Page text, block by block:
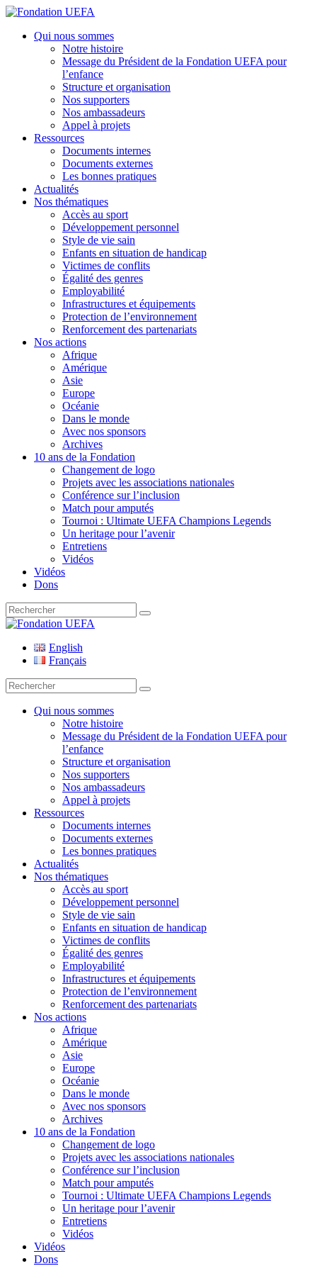
Aller
contenu
Fondation UEFA
Qui nous sommes
Notre histoire
Message du Président de la Fondation UEFA pour
l’enfance
Structure et organisation
Nos supporters
Nos ambassadeurs
Appel à projets
Ressources
Documents internes
Documents externes
Les bonnes pratiques
Actualités
Nos thématiques
Accès au sport
Développement personnel
Style de vie sain
Enfants en situation de handicap
Victimes de conflits
Égalité des genres
Employabilité
Infrastructures et équipements
Protection de l’environnement
Renforcement des partenariats
Nos actions
Afrique
Amérique
Asie
Europe
Océanie
Dans le monde
Avec nos sponsors
Archives
10 ans de la Fondation
Changement de logo
Projets avec les associations nationales
Conférence sur l’inclusion
Match pour amputés
Tournoi : Ultimate UEFA Champions Legends
Un heritage pour l’avenir
Entretiens
Vidéos
Vidéos
Dons
Recherche
pour
Fondation UEFA
English
Français
Recherche
pour
Qui nous sommes
Notre histoire
Message du Président de la Fondation UEFA pour
l’enfance
Structure et organisation
Nos supporters
Nos ambassadeurs
Appel à projets
Ressources
Documents internes
Documents externes
Les bonnes pratiques
Actualités
Nos thématiques
Accès au sport
Développement personnel
Style de vie sain
Enfants en situation de handicap
Victimes de conflits
Égalité des genres
Employabilité
Infrastructures et équipements
Protection de l’environnement
Renforcement des partenariats
Nos actions
Afrique
Amérique
Asie
Europe
Océanie
Dans le monde
Avec nos sponsors
Archives
10 ans de la Fondation
Changement de logo
Projets avec les associations nationales
Conférence sur l’inclusion
Match pour amputés
Tournoi : Ultimate UEFA Champions Legends
Un heritage pour l’avenir
Entretiens
Vidéos
Vidéos
Dons